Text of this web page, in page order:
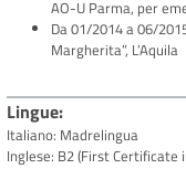
AO-U Parma, per
Da 01/2014 a 06/
Margherita”, L’Aquila
Lingue
Italiano: Madrelingua
Inglese: B2 (First Certificate